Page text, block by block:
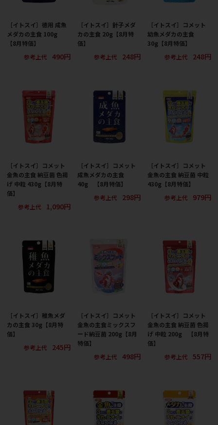
［イトスイ］徳用 成魚
メダカの主食 100g
【8月特価】
参考上代
490円
［イトスイ］針子メダ
カの主食 20g【8月特
価】
参考上代
248円
［イトスイ］コメット
幼魚メダカの主食
30g【8月特価】
参考上代
248円
［イトスイ］コメット
金魚の主食 納豆菌 色揚
げ 中粒 430g【8月特
価】
参考上代
1,090円
［イトスイ］コメット
成魚メダカの主食
40g 【8月特価】
参考上代
298円
［イトスイ］コメット
金魚の主食 納豆菌 中粒
430g【8月特価】
参考上代
979円
［イトスイ］稚魚メダ
カの主食 30g【8月特
価】
参考上代
245円
［イトスイ］コメット
金魚の主食ミックスフ
ード納豆菌 200g【8月
特価】
参考上代
498円
［イトスイ］コメット
金魚の主食 納豆菌 色揚
げ 中粒 200g 【8月特
価】
参考上代
557円